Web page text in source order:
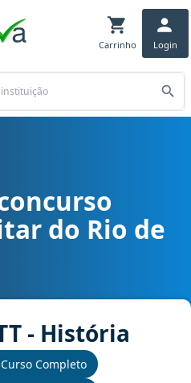
Carrinho Login
do Rio de Janeiro cargo
do Rio de
- História
Curso Completo